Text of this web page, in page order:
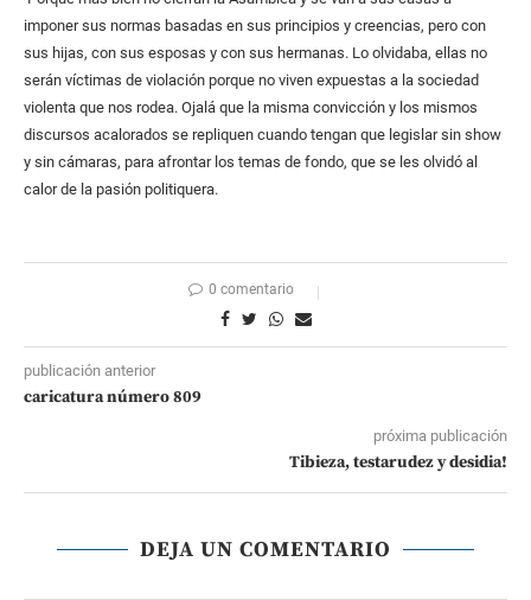
imponer sus normas basadas en sus principios y creencias, pero con
sus hijas, con sus esposas y con sus hermanas. Lo olvidaba, ellas no
serán víctimas de violación porque no viven expuestas a la sociedad
violenta que nos rodea. Ojalá que la misma convicción y los mismos
discursos acalorados se repliquen cuando tengan que legislar sin show
y sin cámaras, para afrontar los temas de fondo, que se les olvidó al
calor de la pasión politiquera.
0 comentario
publicación anterior
caricatura número 809
próxima publicación
Tibieza, testarudez y desidia!
DEJA UN COMENTARIO